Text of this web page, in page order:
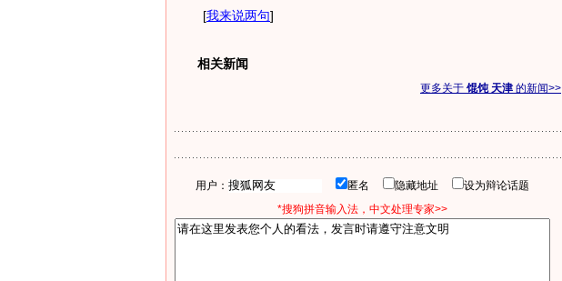
[我来说两句]
相关新闻
更多关于 馄饨 天津 的新闻>>
用户： 匿名 隐藏地址
设为辩论话题
*搜狗拼音输入法，中文处理专家>>